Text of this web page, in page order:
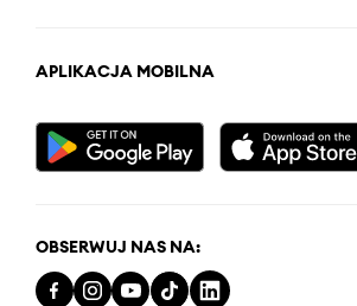
APLIKACJA MOBILNA
OBSERWUJ NAS NA: